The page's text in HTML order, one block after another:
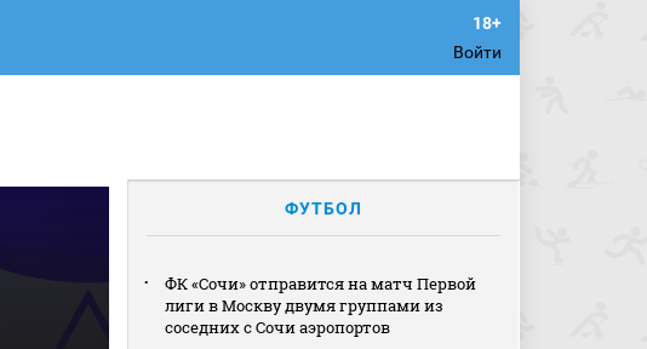
Войти
ФУТБОЛ
ФК «Сочи» отправится на матч Первой
лиги в Москву двумя группами из
соседних с Сочи аэропортов